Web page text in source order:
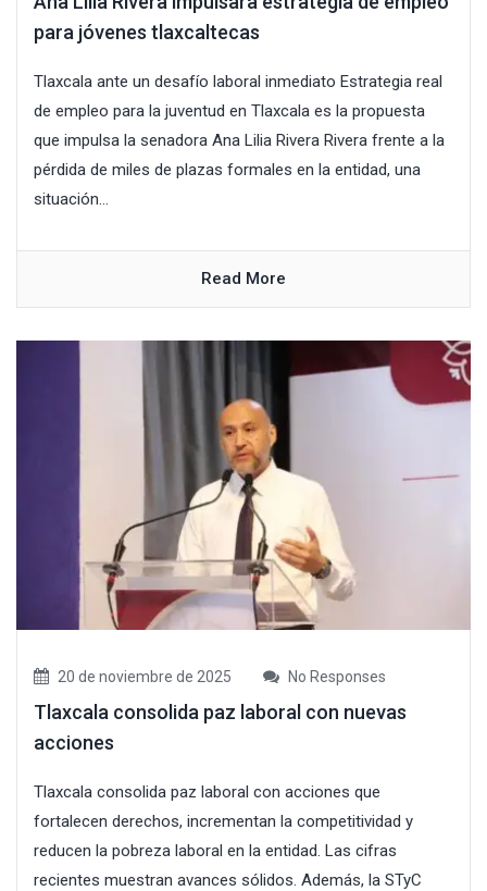
para jóvenes tlaxcaltecas
Tlaxcala ante un desafío laboral inmediato Estrategia real
de empleo para la juventud en Tlaxcala es la propuesta
que impulsa la senadora Ana Lilia Rivera Rivera frente a la
pérdida de miles de plazas formales en la entidad, una
situación...
Read More
20 de noviembre de 2025 No Responses
Tlaxcala consolida paz laboral con nuevas
acciones
Tlaxcala consolida paz laboral con acciones que
fortalecen derechos, incrementan la competitividad y
reducen la pobreza laboral en la entidad. Las cifras
recientes muestran avances sólidos. Además, la STyC